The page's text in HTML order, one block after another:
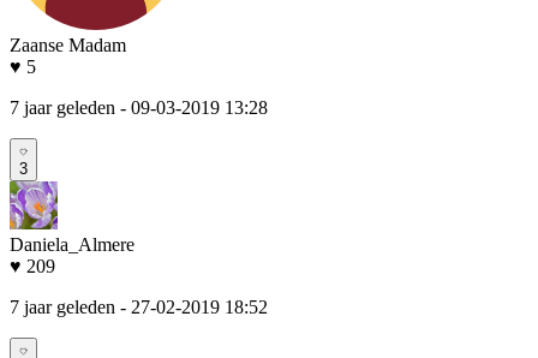
Zaanse Madam
♥ 5
7 jaar geleden - 09-03-2019 13:28
3
Daniela_Almere
♥ 209
7 jaar geleden - 27-02-2019 18:52